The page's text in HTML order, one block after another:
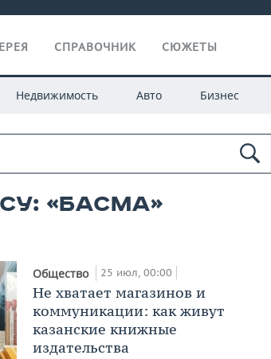
СПРАВОЧНИК СЮЖЕТЫ
Недвижимость Авто Бизнес
«басма»
Общество 25 июл, 00:00
Не хватает магазинов и
коммуникации: как живут
казанские книжные
издательства